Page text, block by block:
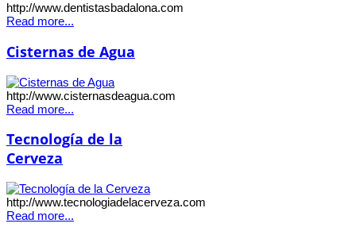
http://www.dentistasbadalona.com
Read more...
Cisternas de Agua
http://www.cisternasdeagua.com
Read more...
Tecnología de la
Cerveza
http://www.tecnologiadelacerveza.com
Read more...